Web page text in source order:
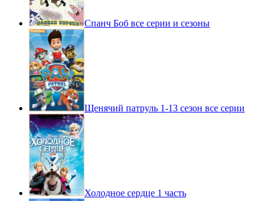
Спанч Боб все серии и сезоны
Щенячий патруль 1-13 сезон все серии
Холодное сердце 1 часть